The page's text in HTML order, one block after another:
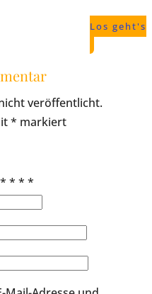
Los geht's
veröffentlicht.
* markiert
* * * *